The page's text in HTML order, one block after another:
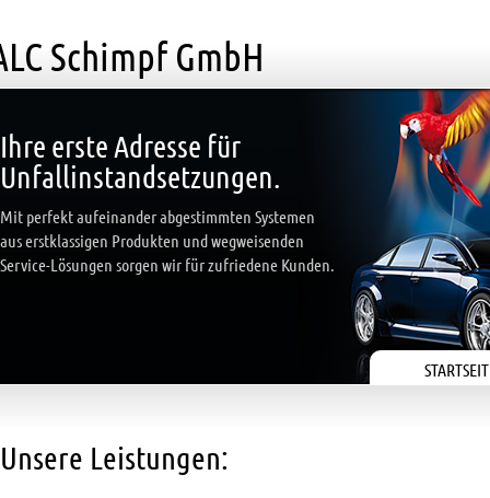
Schimpf GmbH
Ihre erste Adresse für
Unfallinstandsetzungen.
Mit perfekt aufeinander abgestimmten Systemen
aus erstklassigen Produkten und wegweisenden
Service-Lösungen sorgen wir für zufriedene Kunden.
Unsere Leistungen: